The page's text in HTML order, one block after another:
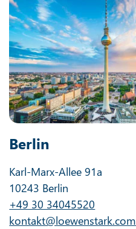
Berlin
Karl-Marx-Allee 91a
10243 Berlin
+49 30 34045520
kontakt@loewenstark.com